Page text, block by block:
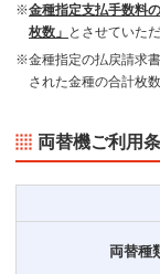
※金種指定支払手数料
枚数」 とさせていた
※金種指定の払戻請求
された金種の合計枚
両替機ご利用
両替種